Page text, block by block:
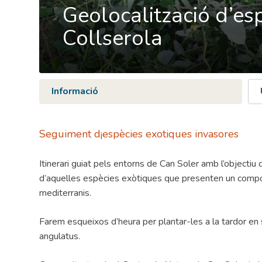
Geolocalització
Collserola
Informació
Seguiment d¡espècies exotiques invasores
Itinerari guiat pels entorns de Can Soler amb
d’aquelles espècies exòtiques que presenten un
mediterranis.
Farem esqueixos d’heura per plantar-les a la tardor
angulatus.